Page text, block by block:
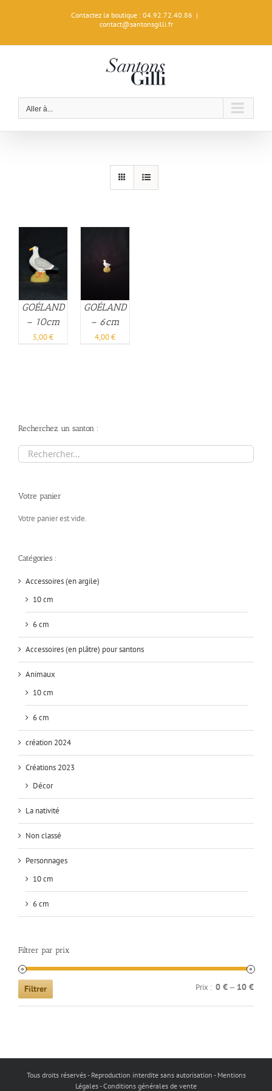
Contactez la boutique : 04.92.72.40.86 |
contact@santonsgilli.fr
Aller à...
GOÉLAND
– 10cm
5,00€
GOÉLAND
– 6cm
4,00€
Recherchez un santon :
Votre panier
Votre panier est vide.
Catégories :
Accessoires (en argile)
10 cm
6 cm
Accessoires (en plâtre) pour santons
Animaux
10 cm
6 cm
création 2024
Créations 2023
Décor
La nativité
Non classé
Personnages
10 cm
6 cm
Filtrer par prix
Prix
Prix
Filtrer Prix : 0 €— 10 €
Tous droits réservés - Reproduction interdite sans autorisation - Mentions
Légales - Conditions générales de vente